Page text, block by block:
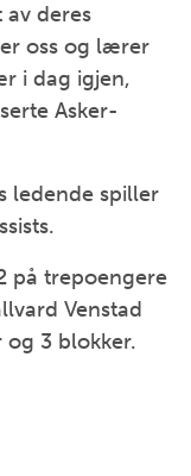
deres
oss og lærer
i dag igjen,
Asker-
ledende spiller
på trepoengere
Venstad
og 3 blokker.